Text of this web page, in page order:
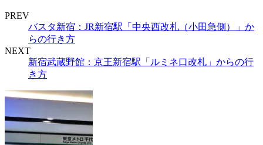
PREV
バスタ新宿：JR新宿駅「中央西改札（小田急側）」か
らの行き方
NEXT
新宿武蔵野館：京王新宿駅「ルミネ口改札」からの行
き方